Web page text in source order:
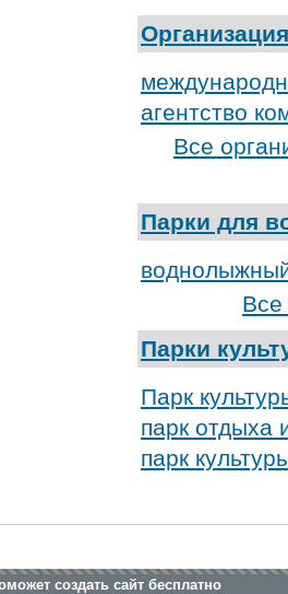
агентство
Все
Парки для
Все
Парки
Парк
парк отдыха
парк
создать сайт бесплатно